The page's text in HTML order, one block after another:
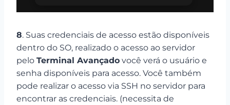
8. Suas credenciais de acesso estão disponíveis
dentro do SO, realizado o acesso ao servidor
pelo Terminal Avançado você verá o usuário e
senha disponíveis para acesso. Você também
pode realizar o acesso via SSH no servidor para
encontrar as credenciais. (necessita de